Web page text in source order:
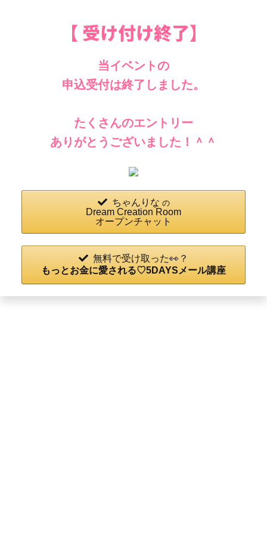
【 受け付け終了】
当イベントの
申込受付は終了しました。
たくさんのエントリー
ありがとうございました！＾＾
ちゃんりな の
Dream Creation Room
オープンチャット
無料で受け取った👀？
もっとお金に愛される♡5DAYSメール講座